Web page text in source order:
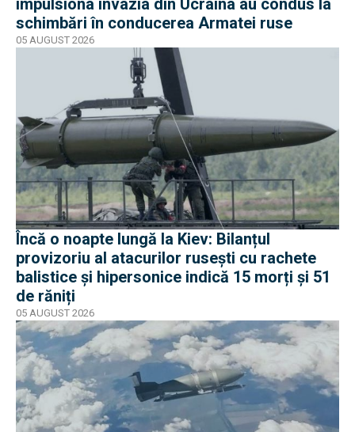
impulsiona invazia din Ucraina au condus la
schimbări în conducerea Armatei ruse
05 AUGUST 2026
Încă o noapte lungă la Kiev: Bilanțul
provizoriu al atacurilor rusești cu rachete
balistice și hipersonice indică 15 morți și 51
de răniți
05 AUGUST 2026